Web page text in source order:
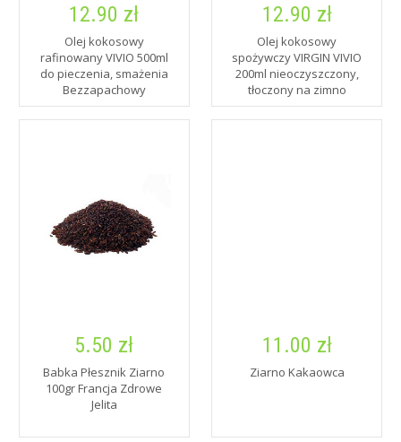
12.90 zł
Olej kokosowy
rafinowany VIVIO 500ml
do pieczenia, smażenia
Bezzapachowy
12.90 zł
Olej kokosowy
spożywczy VIRGIN VIVIO
200ml nieoczyszczony,
tłoczony na zimno
5.50 zł
Babka Płesznik Ziarno
100gr Francja Zdrowe
Jelita
11.00 zł
Ziarno Kakaowca